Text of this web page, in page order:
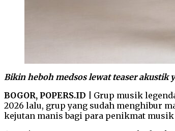
Bikin heboh medsos lewat teaser akustik
BOGOR, POPERS.ID | Grup musik
2026 lalu, grup yang sudah menghibur
kejutan manis bagi para penikmat